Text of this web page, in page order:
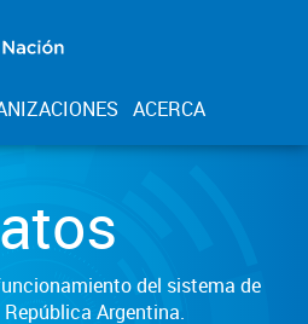
ACERCA
del sistema de
Argentina.